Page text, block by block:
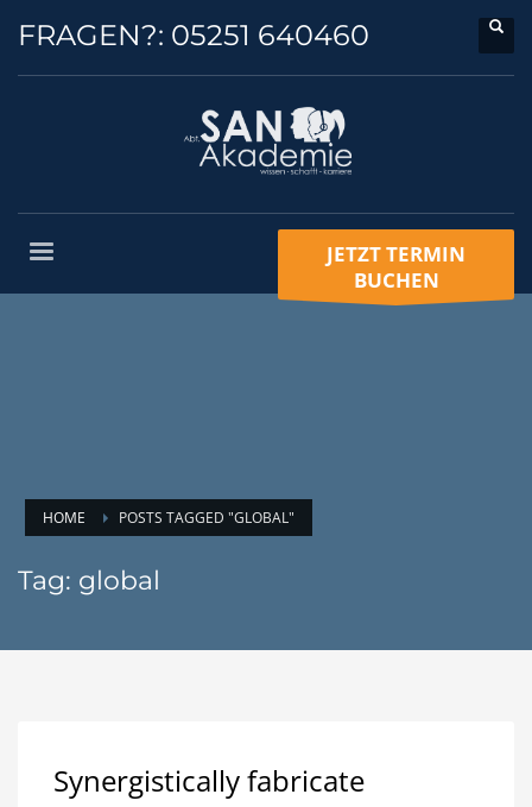
FRAGEN?: 05251 640460
JETZT TERMIN
BUCHEN
HOME POSTS TAGGED "GLOBAL"
Tag: global
Synergistically fabricate